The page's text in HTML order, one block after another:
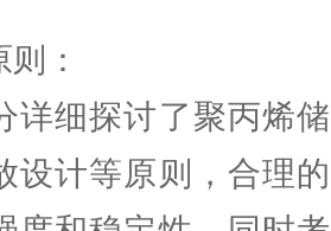
：
细探讨了聚丙烯储
设计等原则，合理